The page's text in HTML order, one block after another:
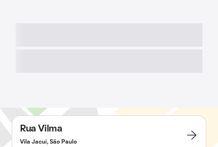
Rua Vilma
Vila Jacuí, São Paulo